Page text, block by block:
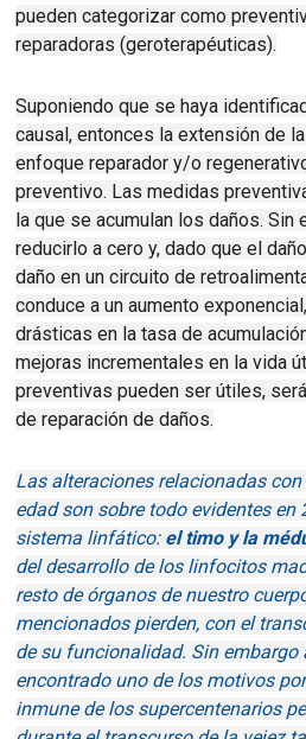
pueden categorizar como
reparadoras (geroterapéuticas).
Suponiendo que se haya
causal, entonces la extensión de
enfoque reparador y/o
preventivo. Las medidas
la que se acumulan los daños.Sin
reducirlo a cero y, dado que el
daño en un circuito de
conduce a un aumento
drásticas en la tasa de
mejoras incrementales en la vida
preventivas pueden ser útiles,
de reparación de daños.
Las alteraciones relacionadas
edad son sobre todo evidentes
sistema linfático: el timo y la
del desarrollo de los linfocitos
resto de órganos de nuestro
mencionados pierden, con el
de su funcionalidad. Sin
encontrado uno de los motivos
inmune de los supercentenarios